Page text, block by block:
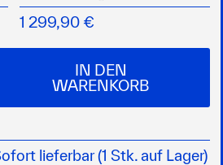
und sicher
auf Motorbracket
Brennstoffeinsparung
1 299,90 €
IN DEN
WARENKORB
lieferbar (1 Stk. auf Lager)